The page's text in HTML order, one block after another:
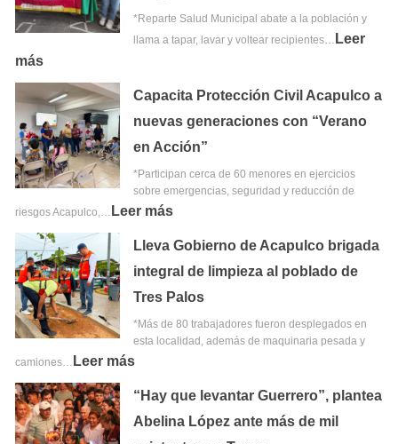
*Reparte Salud Municipal abate a la población y
llama a tapar, lavar y voltear recipientes… Leer
más
Capacita Protección Civil Acapulco a
nuevas generaciones con “Verano
en Acción”
*Participan cerca de 60 menores en ejercicios
sobre emergencias, seguridad y reducción de
riesgos Acapulco,… Leer más
Lleva Gobierno de Acapulco brigada
integral de limpieza al poblado de
Tres Palos
*Más de 80 trabajadores fueron desplegados en
esta localidad, además de maquinaria pesada y
camiones… Leer más
“Hay que levantar Guerrero”, plantea
Abelina López ante más de mil